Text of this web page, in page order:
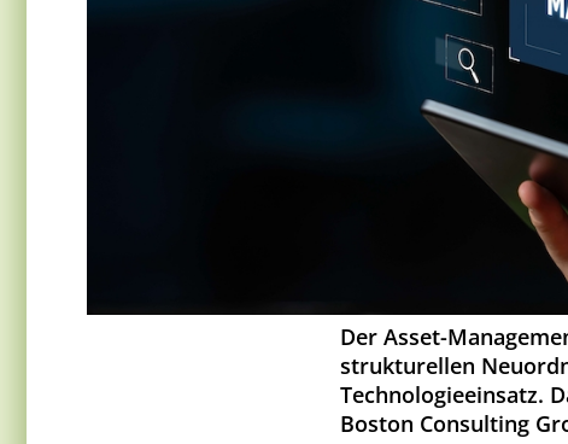
Der Asset-
strukturellen
Technologieeinsatz.
Boston Consulting